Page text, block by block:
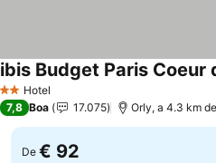
2 Estrelas
Hotel
ibis Budget Paris Coeur
7,8 Boa 17.075 Orly, a 4.3 km
De € 92